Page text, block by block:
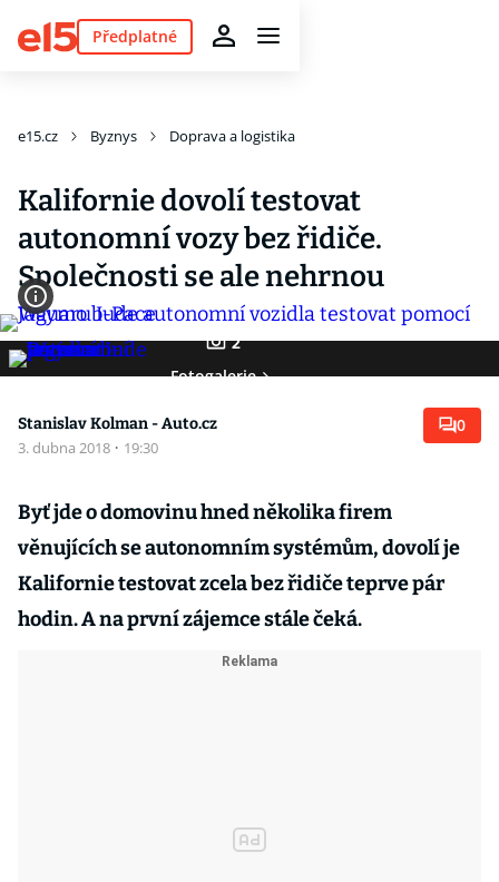
Předplatné
e15.cz Byznys Doprava a logistika
Kalifornie dovolí testovat
autonomní vozy bez řidiče.
Společnosti se ale nehrnou
2
Fotogalerie
Stanislav Kolman - Auto.cz
3. dubna 2018 · 19:30
0
Byť jde o domovinu hned několika firem
věnujících se autonomním systémům, dovolí je
Kalifornie testovat zcela bez řidiče teprve pár
hodin. A na první zájemce stále čeká.